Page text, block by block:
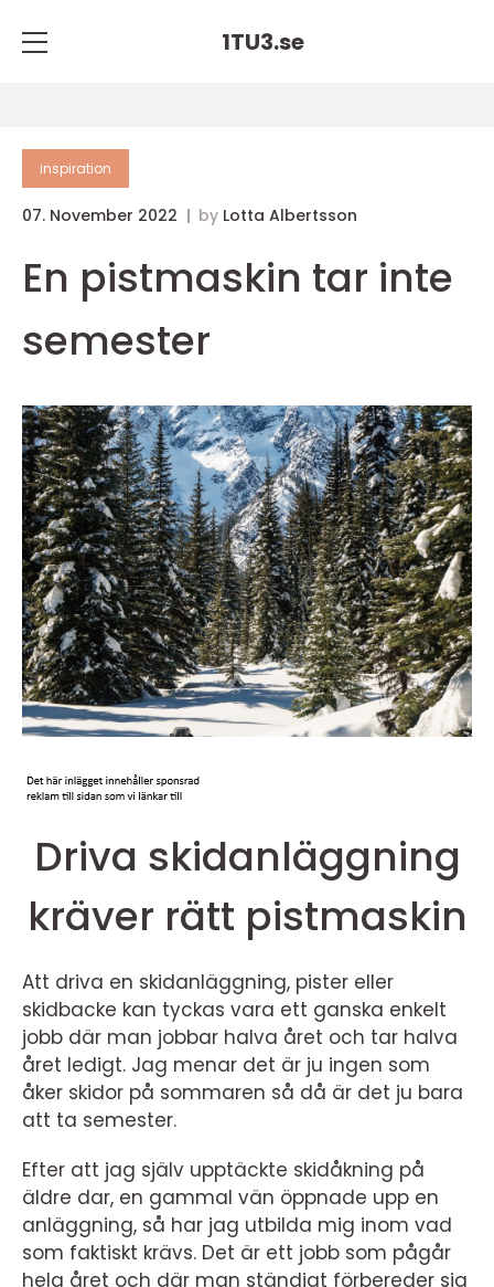
1TU3.se
inspiration
07. November 2022 by Lotta Albertsson
En pistmaskin tar inte
semester
Driva skidanläggning
kräver rätt pistmaskin
Att driva en skidanläggning, pister eller
skidbacke kan tyckas vara ett ganska enkelt
jobb där man jobbar halva året och tar halva
året ledigt. Jag menar det är ju ingen som
åker skidor på sommaren så då är det ju bara
att ta semester.
Efter att jag själv upptäckte skidåkning på
äldre dar, en gammal vän öppnade upp en
anläggning, så har jag utbilda mig inom vad
som faktiskt krävs. Det är ett jobb som pågår
hela året och där man ständigt förbereder sig